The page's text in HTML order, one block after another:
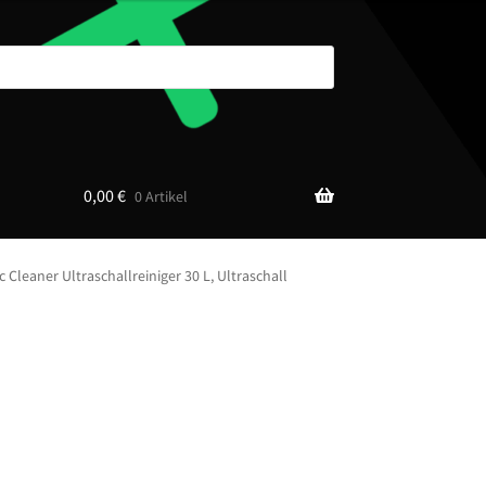
0,00€ 0 Artikel
Cleaner Ultraschallreiniger 30 L, Ultraschall